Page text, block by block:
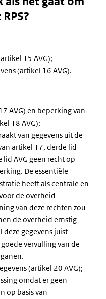
15 AVG);
(artikel 16 AVG).
AVG) en beperking van
18 AVG);
van gegevens uit de
artikel 17, derde lid
AVG geen recht op
De essentiële
heeft als centrale en
de overheid
van deze rechten zou
de overheid ernstig
gegevens juist
vervulling van de
(artikel 20 AVG);
omdat er geen
op basis van